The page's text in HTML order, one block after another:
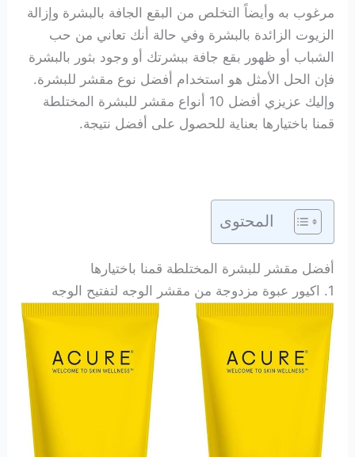
مرغوب به وأيضاً التخلص من البقع الجافة بالبشرة وإزالة
الزيوت الزائدة بالبشرة وفي حالة أنك تعاني من حب
الشباب أو ظهور بقع جافة ببشرتك أو وجود بثور بالبشرة
فإن الحل الأمثل هو استخدام أفضل نوع مقشر للبشرة.
وإليك عزيزي أفضل 10 أنواع مقشر للبشرة المختلطة
قمنا باختيارها بعناية للحصول على أفضل نتيجة.
المحتوى
أفضل مقشر للبشرة المختلطة قمنا باختيارها
1
. اكيور عبوة مزدوجة من مقشر الوجه لتفتيح الوجه